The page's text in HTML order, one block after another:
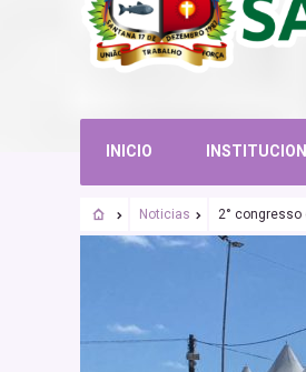
INICIO
Noticias 2° congresso